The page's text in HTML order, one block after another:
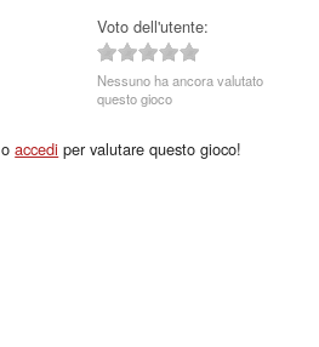
Voto dell'utente:
Nessuno ha ancora valutato
questo gioco
oaccedi per valutare questo gioco!